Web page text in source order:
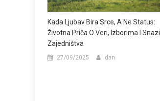
Kada Ljubav Bira Srce, A Ne Status:
Životna Priča O Veri, Izborima I Snazi
Zajedništva
27/09/2025 dan